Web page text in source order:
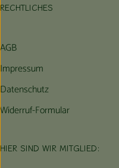
RECHTLICHES
AGB
Impressum
Datenschutz
Widerruf-Formular
HIER SIND WIR MITGLIED: